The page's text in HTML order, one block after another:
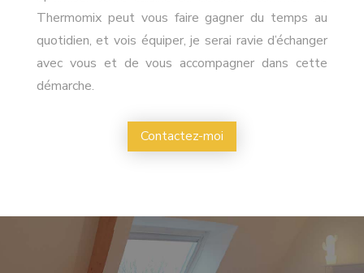
Thermomix peut vous faire gagner du temps au
quotidien, et vois équiper, je serai ravie d’échanger
avec vous et de vous accompagner dans cette
démarche.
Contactez-moi